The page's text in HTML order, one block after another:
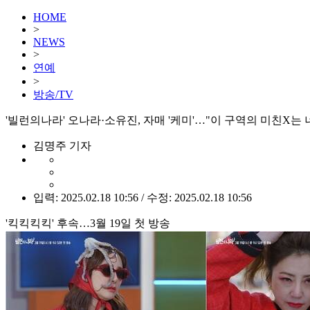
HOME
>
NEWS
>
연예
>
방송/TV
'빌런의나라' 오나라·소유진, 자매 '케미'…"이 구역의 미친X는
김명주 기자
입력: 2025.02.18 10:56 / 수정: 2025.02.18 10:56
'킥킥킥킥' 후속…3월 19일 첫 방송